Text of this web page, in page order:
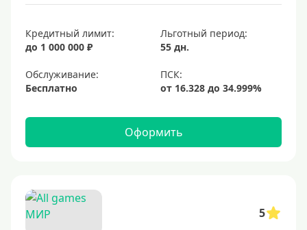
Кредитный лимит:
до 1 000 000 ₽
Льготный период:
55 дн.
Обслуживание:
Бесплатно
Оформить
5